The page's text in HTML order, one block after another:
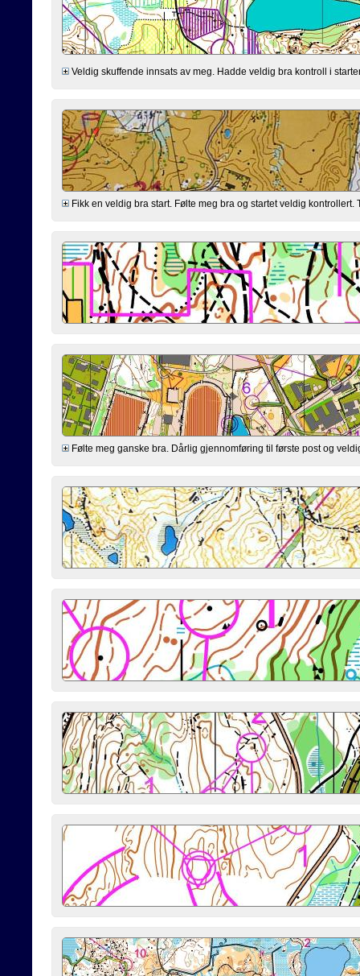
Veldig skuffende innsats av meg. Hadde veldig bra kontroll i
Fikk en veldig bra start. Følte meg bra og startet veldig
Følte meg ganske bra. Dårlig gjennomføring til første post og